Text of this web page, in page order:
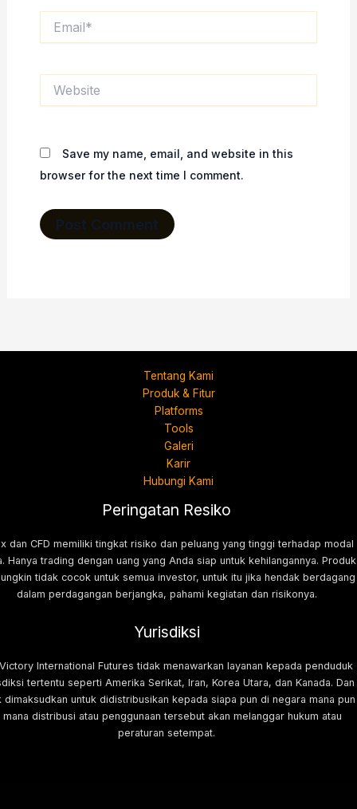
Save my name, email, and website in this
browser for the next time I comment.
Tentang Kami
Produk & Fitur
Platforms
Tools
Galeri
Karir
Hubungi Kami
Peringatan Resiko
dan CFD memiliki tingkat risiko dan peluang yang tinggi terhadap modal
Hanya trading dengan uang yang Anda siap untuk kehilangannya. Produk
tidak cocok untuk semua investor, untuk itu jika hendak berdagang
dalam perdagangan berjangka, pahami kegiatan dan risikonya.
Yurisdiksi
International Futures tidak menawarkan layanan kepada penduduk
tertentu seperti Amerika Serikat, Iran, Korea Utara, dan Kanada. Dan
dimaksudkan untuk didistribusikan kepada siapa pun di negara mana pun
mana distribusi atau penggunaan tersebut akan melanggar hukum atau
peraturan setempat.